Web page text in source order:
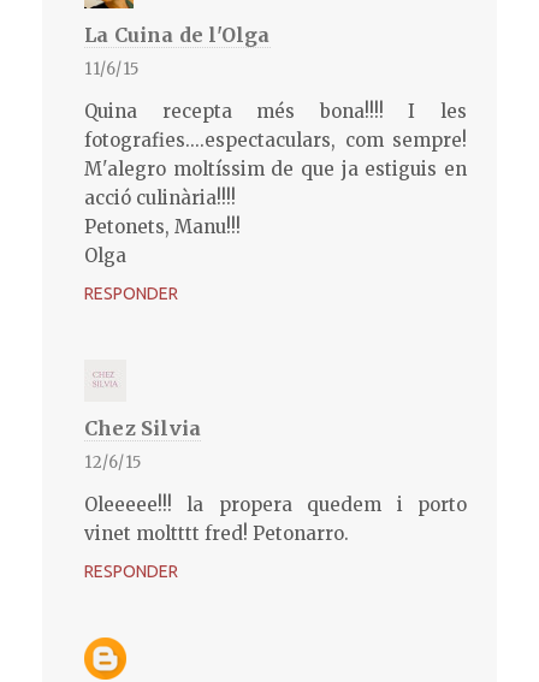
La Cuina de l'Olga
11/6/15
Quina recepta més bona!!!! I les
fotografies....espectaculars, com sempre!
M'alegro moltíssim de que ja estiguis en
acció culinària!!!!
Petonets, Manu!!!
Olga
RESPONDER
Chez Silvia
12/6/15
Oleeeee!!! la propera quedem i porto
vinet moltttt fred! Petonarro.
RESPONDER